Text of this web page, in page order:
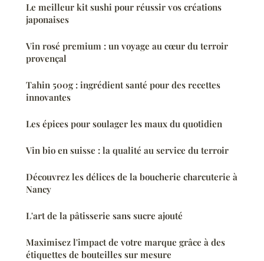
Le meilleur kit sushi pour réussir vos créations
japonaises
Vin rosé premium : un voyage au cœur du terroir
provençal
Tahin 500g : ingrédient santé pour des recettes
innovantes
Les épices pour soulager les maux du quotidien
Vin bio en suisse : la qualité au service du terroir
Découvrez les délices de la boucherie charcuterie à
Nancy
L'art de la pâtisserie sans sucre ajouté
Maximisez l'impact de votre marque grâce à des
étiquettes de bouteilles sur mesure